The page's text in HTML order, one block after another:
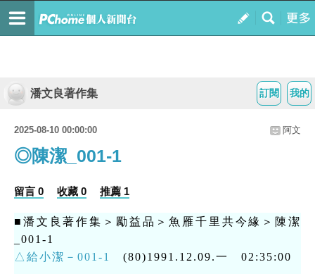
我的
訂閱
潘文良著作集
2025-08-10 00:00:00 阿文
◎陳潔_001-1
留言 0 收藏 0 推薦 1
■潘文良著作集＞勵益品＞魚雁千里共今緣＞陳潔
_001-1
△給小潔－001-1
(80)1991.12.09.一 02:35:00